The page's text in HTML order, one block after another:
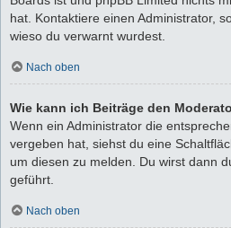
hat. Kontaktiere einen Administrator,
wieso du verwarnt wurdest.
Nach oben
Wie kann ich Beiträge den
Wenn ein Administrator die
vergeben hat, siehst du eine
um diesen zu melden. Du wirst dann
geführt.
Nach oben